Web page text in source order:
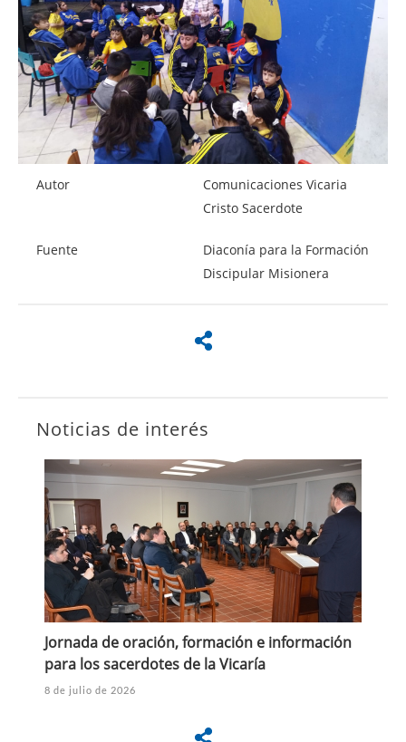
Autor
Comunicaciones Vicaria
Cristo Sacerdote
Fuente
Diaconía para la Formación
Discipular Misionera
Noticias de interés
Jornada de oración, formación e información
para los sacerdotes de la Vicaría
8 de julio de 2026